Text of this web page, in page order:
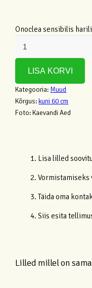
Onoclea sensibilis
LISA KORVI
Kategooria: Muud
Kõrgus:kuni 60 cm
Foto:Kaevandi Aed
1. Lisa lilled
2. Vormistamiseks
3. Täida oma
4. Siis esita
Lilled millel on